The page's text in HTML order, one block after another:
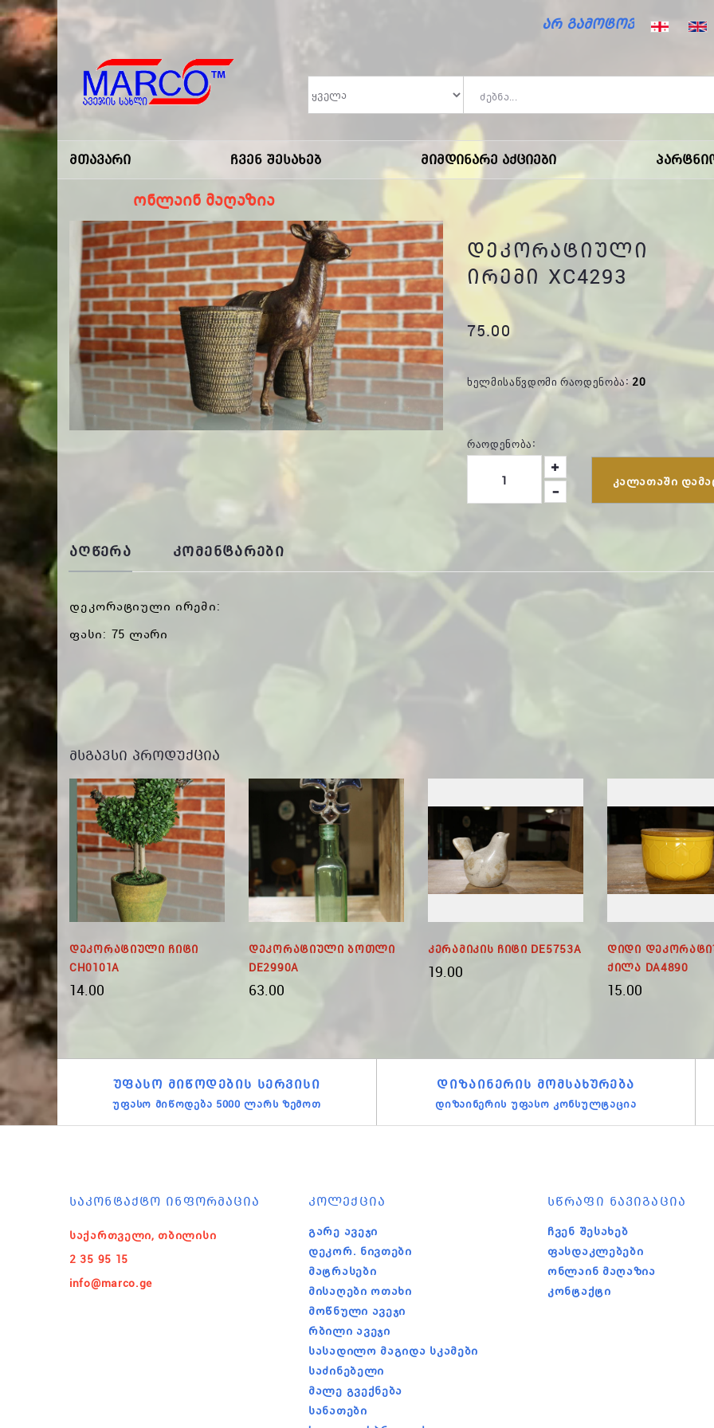
არ გამოტოვო საზაფხულო
Სახლი
Მთავარი Ჩვენ Შესახებ Მიმდინარე Აქციები
ონლაინ მაღაზია
ᲓᲔᲙᲝᲠᲐᲢᲘᲣᲚᲘ
ᲘᲠᲔᲛᲘ XC4293
75.00
ᲮᲔᲚᲛᲘᲡᲐᲬᲕᲓᲝᲛᲘ ᲠᲐᲝᲓᲔᲜᲝᲑᲐ: 20
ᲠᲐᲝᲓᲔᲜᲝᲑᲐ:
ᲙᲐᲚᲐᲗᲐᲨᲘ
ᲐᲦᲬᲔᲠᲐ ᲙᲝᲛᲔᲜᲢᲐᲠᲔᲑᲘ
დეკორატიული ირემი:
ფასი: 75 ლარი
ᲛᲡᲒᲐᲕᲡᲘ ᲞᲠᲝᲓᲣᲥᲪᲘᲐ
Დეკორატიული Ჩიტი
CH0101A
14.00
Დეკორატიული Ბოთლი
DE2990A
63.00
Კერამიკის Ჩიტი DE5753A
19.00
Დიდი
Ქილა DA4890
15.00
ᲣᲤᲐᲡᲝ ᲛᲘᲬᲝᲓᲔᲑᲘᲡ ᲡᲔᲠᲕᲘᲡᲘ
უფასო მიწოდება 5000 ლარს ზემოთ
ᲓᲘᲖᲐᲘᲜᲔᲠᲘᲡ ᲛᲝᲛᲡᲐᲮᲣᲠᲔᲑᲐ
დიზაინერის უფასო კონსულტაცია
ᲡᲐᲙᲝᲜᲢᲐᲥᲢᲝ ᲘᲜᲤᲝᲠᲛᲐᲪᲘᲐ
საქართველი, თბილისი
2 35 95 15
info@marco.ge
ᲙᲝᲚᲔᲥᲪᲘᲐ
Გარე Ავეჯი
Დეკორ. Ნივთები
Მატრასები
Მისაღები Ოთახი
Მოწნული Ავეჯი
Რბილი Ავეჯი
Სასადილო Მაგიდა Სკამები
Საძინებელი
Მალე Გვექნება
Სანათები
ᲡᲬᲠᲐᲤᲘ ᲜᲐᲕᲘᲒᲐᲪᲘᲐ
Ჩვენ Შესახებ
Ფასდაკლებები
Ონლაინ Მაღაზია
Კონტაქტი